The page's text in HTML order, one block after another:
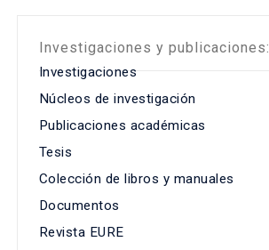
Investigaciones y publicaciones:
Investigaciones
Núcleos de investigación
Publicaciones académicas
Tesis
Colección de libros y manuales
Documentos
Revista EURE